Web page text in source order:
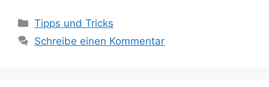
Kategorien
Tipps und Tricks
Schreibe einen Kommentar